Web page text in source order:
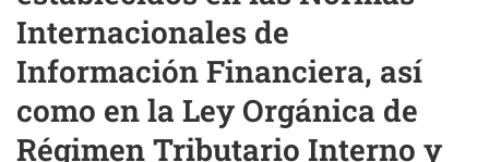
Internacionales de
Información Financiera, así
como en la Ley Orgánica de
Régimen Tributario Interno y